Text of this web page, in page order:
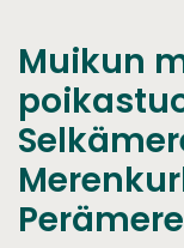
Muikun